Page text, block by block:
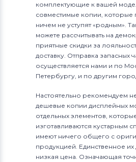
комплектующие к вашей
совместимые копии, которые
ничем не уступят «родным».
можете рассчитывать на
приятные скидки за
доставку. Отправка запасных
осуществляется нами и по
Петербургу, и по другим
Настоятельно рекомендуем
дешевые копии дисплейных
отдельных элементов,
изготавливаются кустарным
имеют ничего общего с
продукцией. Единственное их
низкая цена. Означающая